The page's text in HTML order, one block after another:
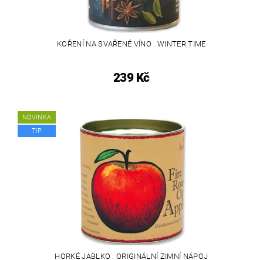
KOŘENÍ NA SVAŘENÉ VÍNO . WINTER TIME
239 Kč
NOVINKA
TIP
HORKÉ JABLKO . ORIGINÁLNÍ ZIMNÍ NÁPOJ